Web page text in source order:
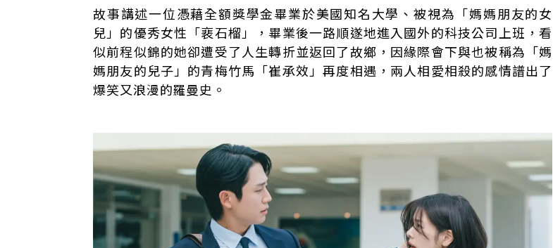
故事講述一位憑藉全額獎學金畢業於美國知名大學、被視為「媽媽朋友的女
兒」的優秀女性「裵石榴」，畢業後一路順遂地進入國外的科技公司上班，看
似前程似錦的她卻遭受了人生轉折並返回了故鄉，因緣際會下與也被稱為「媽
媽朋友的兒子」的青梅竹馬「崔承效」再度相遇，兩人相愛相殺的感情譜出了
爆笑又浪漫的羅曼史。